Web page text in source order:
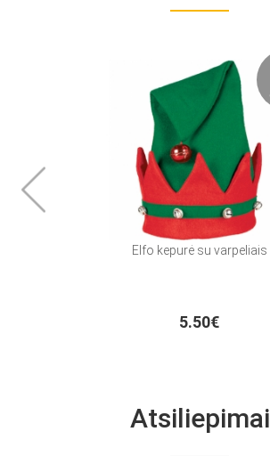
Elfo kepurė su varpeliais
5.50€
Atsiliepimai